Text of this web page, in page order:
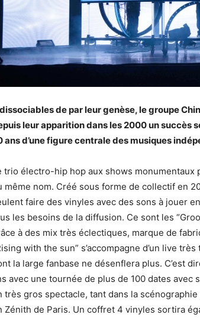
de par leur genèse, le groupe
leur apparition dans les 2000 un succès
ans d’une figure centrale des musiques
trio électro-hip hop aux shows
même nom. Créé sous forme de collectif en
faire des vinyles avec des sons à jouer
les besoins de la diffusion. Ce sont les
à des mix très éclectiques, marque de
with the sun” s’accompagne d’un live
la large fanbase ne désenflera plus. C’est
avec une tournée de plus de 100 dates avec
très gros spectacle, tant dans la
Zénith de Paris. Un coffret 4 vinyles sortira